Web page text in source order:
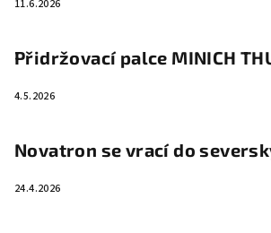
11.6.2026
Přidržovací palce MINICH
4.5.2026
Novatron se vrací do
24.4.2026